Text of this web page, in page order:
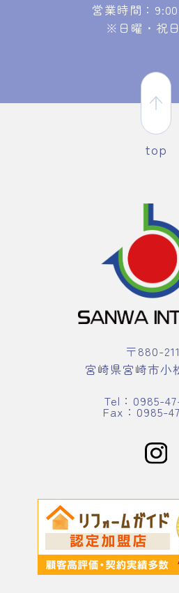
営業時間：
※日曜・祝
top
〒880-
宮崎県宮崎市小
Tel：0985-
Fax：0985-